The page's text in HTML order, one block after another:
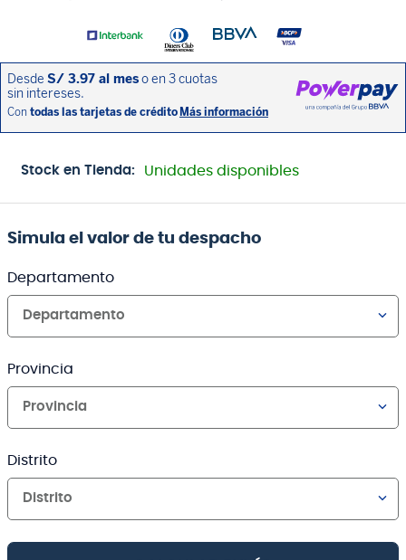
Stock en Tienda: Unidades disponibles
Simula el valor de tu despacho
Departamento
Departamento
Provincia
Provincia
Distrito
Distrito